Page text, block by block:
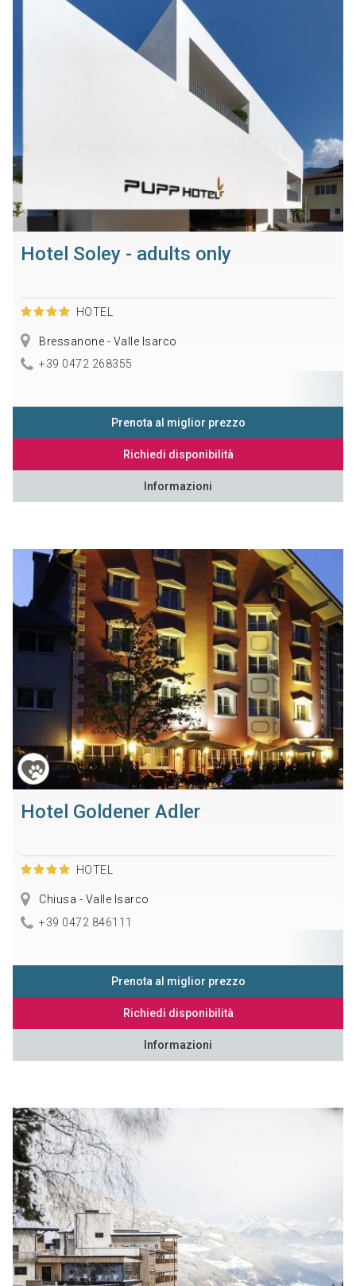
Hotel Soley - adults only
HOTEL
Bressanone - Valle Isarco
+39 0472 268355
Prenota al miglior prezzo
Richiedi disponibilità
Informazioni
Hotel Goldener Adler
HOTEL
Chiusa - Valle Isarco
+39 0472 846111
Prenota al miglior prezzo
Richiedi disponibilità
Informazioni